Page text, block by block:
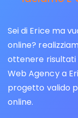
Sei di Erice ma
online?
ottenere risultati
Web Agency a
progetto valido
online.